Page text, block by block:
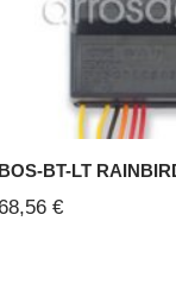
BT-LT
€